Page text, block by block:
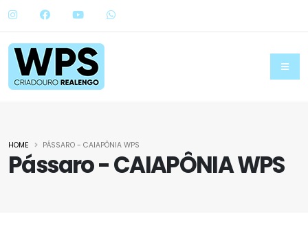
Pássaro - CAIAPÔNIA WPS
HOME PÁSSARO - CAIAPÔNIA WPS